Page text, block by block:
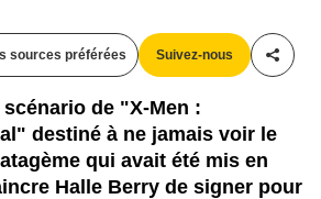
sources préférées Suivez-nous
de "X-Men :
destiné à ne jamais voir le
qui avait été mis en
Halle Berry de signer pour